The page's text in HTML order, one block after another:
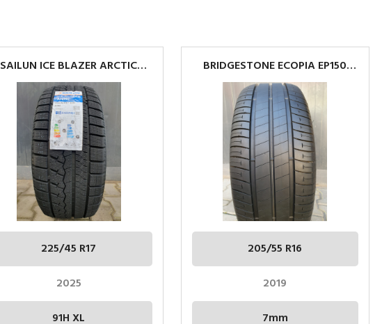
SAILUN ICE BLAZER ARCTIC
225/45 R17 91H XL
225/45 R17
2025
91H XL
BRIDGESTONE ECOPIA EP150
205/55R16
205/55 R16
2019
7mm